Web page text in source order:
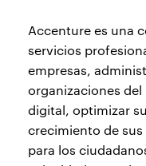
Accenture es una
servicios
empresas,
organizaciones
digital, optimizar
crecimiento de
para los